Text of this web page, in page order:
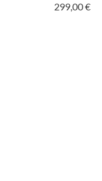
299,00 €Prix